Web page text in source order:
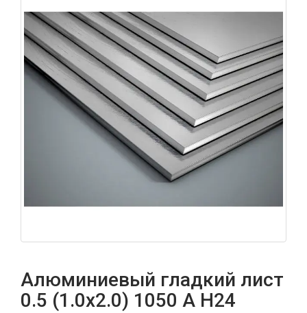
Алюминиевый гладкий лист
0.5 (1.0х2.0) 1050 А Н24